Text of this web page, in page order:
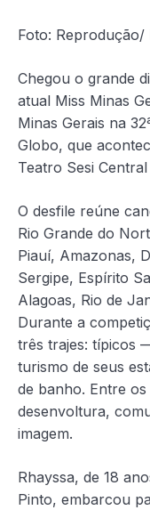
Foto: Reprodução/
Chegou o grande
atual Miss Minas
Minas Gerais na
Globo, que
Teatro Sesi
O desfile reúne
Rio Grande do
Piauí, Amazonas,
Sergipe, Espírito
Alagoas, Rio de
Durante a
três trajes: típicos
turismo de seus
de banho. Entre
desenvoltura,
imagem.
Rhayssa, de 18
Pinto, embarcou